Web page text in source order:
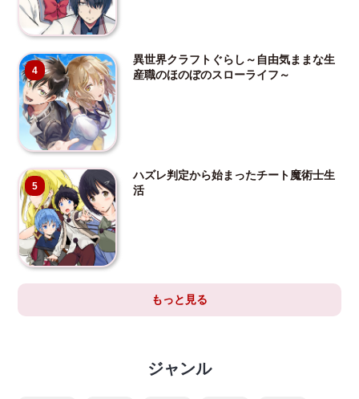
4
異世界クラフトぐらし～自由気ままな生
産職のほのぼのスローライフ～
5
ハズレ判定から始まったチート魔術士生
活
もっと見る
ジャンル